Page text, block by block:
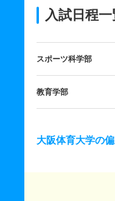
入試日程
スポーツ科学部
教育学部
大阪体育大学の